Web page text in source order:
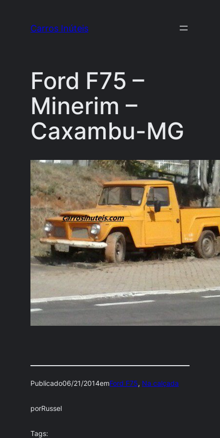
Carros Inúteis
Ford F75 –
Minerim –
Caxambu-MG
Publicado06/21/2014emFord F75, Na calçada
porRussel
Tags: